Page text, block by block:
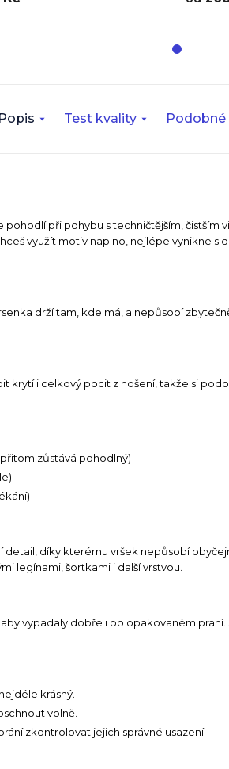
Test kvality Podobné
pohodlí při pohybu s techničtějším, čistším
využít motiv naplno, nejlépe vynikne s
drží tam, kde má, a nepůsobí
krytí i celkový pocit z nošení, takže si
zůstává pohodlný)
díky kterému vršek nepůsobí
legínami, šortkami i další vrstvou.
vypadaly dobře i po opakovaném
krásný.
volně.
zkontrolovat jejich správné usazení.